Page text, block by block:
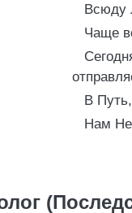
Всюду
Чаще
В
Нам